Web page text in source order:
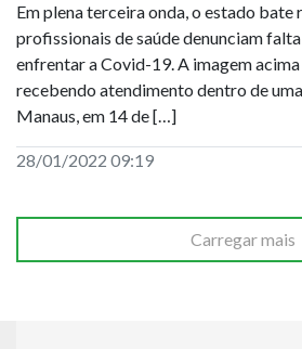
Em plena terceira onda, o estado bate
profissionais de saúde denunciam
enfrentar a Covid-19. A imagem
recebendo atendimento dentro de
Manaus, em 14 de […]
28/01/2022 09:19
Carregar mais